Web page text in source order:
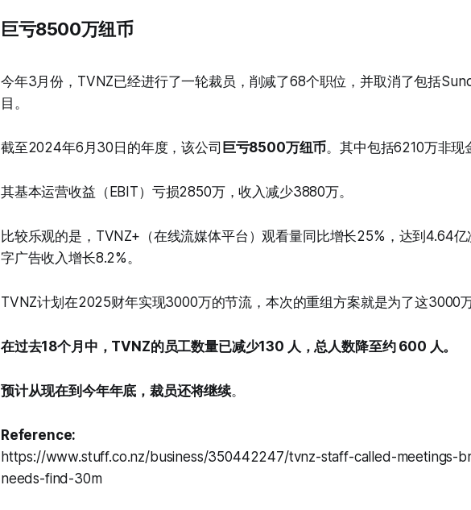
巨亏8500万纽币
今年3月份，TVNZ已经进行了一轮裁员，削减了68个职位，并取消了包括
目。
截至2024年6月30日的年度，该公司 巨亏8500万纽币。其中包括6210万非现
其基本运营收益（EBIT）亏损2850万，收入减少3880万。
比较乐观的是，TVNZ+（在线流媒体平台）观看量同比增长25%，达到4.64
字广告收入增长8.2%。
TVNZ计划在2025财年实现3000万的节流，本次的重组方案就是为了这3000万
在过去18个月中，TVNZ的员工数量已减少130 人，总人数降至约 600 人。
预计从现在到今年年底，裁员还将继续。
Reference:
https://www.stuff.co.nz/business/350442247/tvnz-staff-called-meetings-
needs-find-30m